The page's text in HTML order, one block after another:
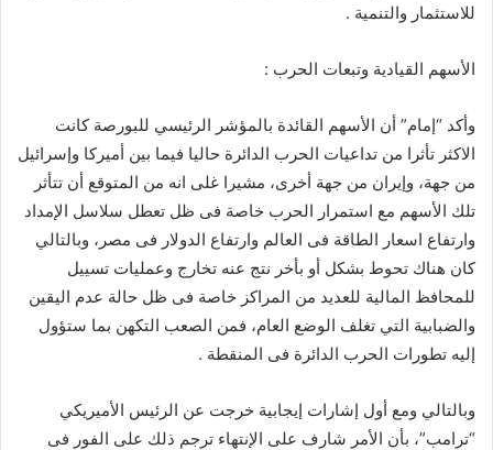
للاستثمار والتنمية .
الأسهم القيادية وتبعات الحرب :
وأكد “إمام” أن الأسهم القائدة بالمؤشر الرئيسي للبورصة كانت
الاكثر تأثرا من تداعيات الحرب الدائرة حاليا فيما بين أميركا وإسرائيل
من جهة، وإيران من جهة أخرى، مشيرا غلى انه من المتوقع أن تتأثر
تلك الأسهم مع استمرار الحرب خاصة فى ظل تعطل سلاسل الإمداد
وارتفاع اسعار الطاقة فى العالم وارتفاع الدولار فى مصر، وبالتالي
كان هناك تحوط بشكل أو بأخر نتج عنه تخارج وعمليات تسييل
للمحافظ المالية للعديد من المراكز خاصة فى ظل حالة عدم اليقين
والضبابية التي تغلف الوضع العام، فمن الصعب التكهن بما ستؤول
إليه تطورات الحرب الدائرة فى المنقطة .
وبالتالي ومع أول إشارات إيجابية خرجت عن الرئيس الأميريكي
“ترامب”، بأن الأمر شارف على الإنتهاء ترجم ذلك على الفور فى